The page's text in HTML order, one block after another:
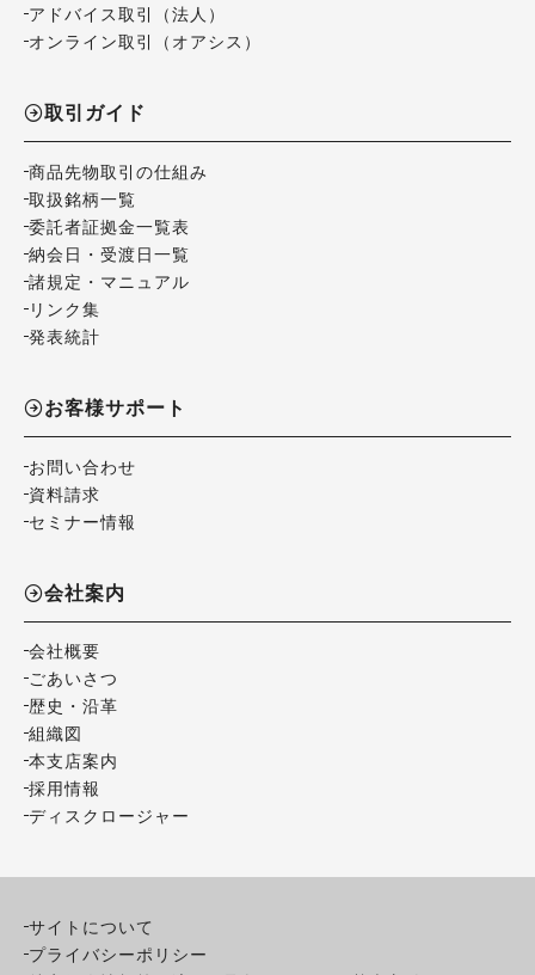
アドバイス取引（法人）
オンライン取引（オアシス）
取引ガイド
商品先物取引の仕組み
取扱銘柄一覧
委託者証拠金一覧表
納会日・受渡日一覧
諸規定・マニュアル
リンク集
発表統計
お客様サポート
お問い合わせ
資料請求
セミナー情報
会社案内
会社概要
ごあいさつ
歴史・沿革
組織図
本支店案内
採用情報
ディスクロージャー
サイトについて
プライバシーポリシー